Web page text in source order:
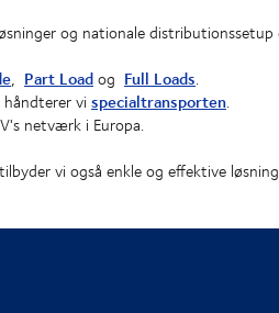
og nationale distributionssetup
, Part Loadog Full Loads.
vi specialtransporten.
netværk i Europa.
vi også enkle og effektive